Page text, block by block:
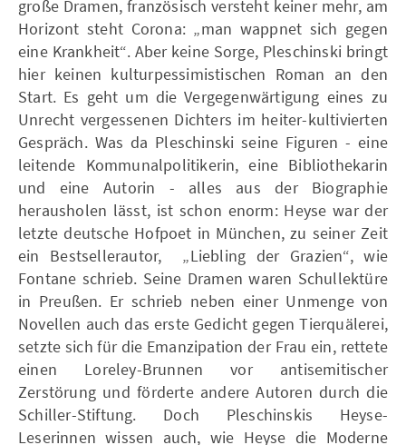
große Dramen, französisch versteht keiner mehr, am
Horizont steht Corona: „man wappnet sich gegen
eine Krankheit“. Aber keine Sorge, Pleschinski bringt
hier keinen kulturpessimistischen Roman an den
Start. Es geht um die Vergegenwärtigung eines zu
Unrecht vergessenen Dichters im heiter-kultivierten
Gespräch. Was da Pleschinski seine Figuren - eine
leitende Kommunalpolitikerin, eine Bibliothekarin
und eine Autorin - alles aus der Biographie
herausholen lässt, ist schon enorm: Heyse war der
letzte deutsche Hofpoet in München, zu seiner Zeit
ein Bestsellerautor, „Liebling der Grazien“, wie
Fontane schrieb. Seine Dramen waren Schullektüre
in Preußen. Er schrieb neben einer Unmenge von
Novellen auch das erste Gedicht gegen Tierquälerei,
setzte sich für die Emanzipation der Frau ein, rettete
einen Loreley-Brunnen vor antisemitischer
Zerstörung und förderte andere Autoren durch die
Schiller-Stiftung. Doch Pleschinskis Heyse-
Leserinnen wissen auch, wie Heyse die Moderne